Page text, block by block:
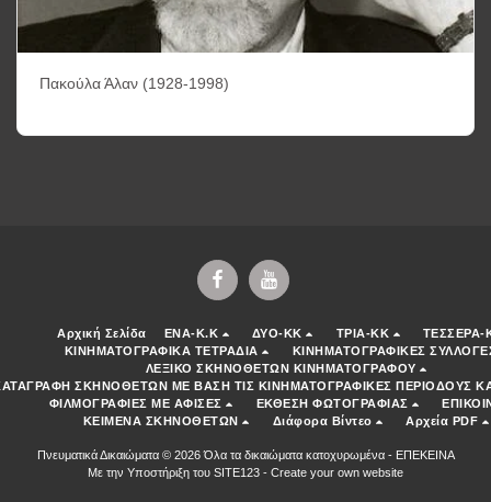
Πακούλα Άλαν (1928-1998)
Αρχική Σελίδα ENA-K.K ΔΥΟ-ΚΚ ΤΡΙΑ-ΚΚ
ΤΕΣΣΕΡΑ-
ΚΙΝΗΜΑΤΟΓΡΑΦΙΚΑ ΤΕΤΡΑΔΙΑ
ΚΙΝΗΜΑΤΟΓΡΑΦΙΚΕΣ
ΛΕΞΙΚΟ ΣΚΗΝΟΘΕΤΩΝ ΚΙΝΗΜΑΤΟΓΡΑΦΟΥ
ΣΚΗΝΟΘΕΤΩΝ ΜΕ ΒΑΣΗ ΤΙΣ ΚΙΝΗΜΑΤΟΓΡΑΦΙΚΕΣ ΠΕΡΙΟΔΟΥΣ
ΦΙΛΜΟΓΡΑΦΙΕΣ ΜΕ ΑΦΙΣΕΣ
ΕΚΘΕΣΗ ΦΩΤΟΓΡΑΦΙΑΣ
ΚΕΙΜΕΝΑ ΣΚΗΝΟΘΕΤΩΝ
Διάφορα Βίντεο Αρχεία PDF
Πνευματικά Δικαιώματα © 2026 Όλα τα δικαιώματα κατοχυρωμένα - ΕΠΕΚΕΙΝΑ
Με την Υποστήριξη του SITE123 - Create your own website